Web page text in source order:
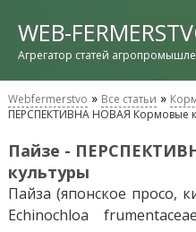
WEB-
Агрегатор статей
Webfermerstvo » Все статьи »
ПЕРСПЕКТИВНА НОВАЯ Кормовые
Пайзе -
культуры
Пайза (японское просо,
Echinochloa